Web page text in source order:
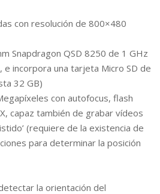
con resolución de 800×480
Snapdragon QSD 8250 de 1 GHz
e incorpora una tarjeta Micro SD de
32 GB)
con autofocus, flash
capaz también de grabar vídeos
(requiere de la existencia de
para determinar la posición
la orientación del